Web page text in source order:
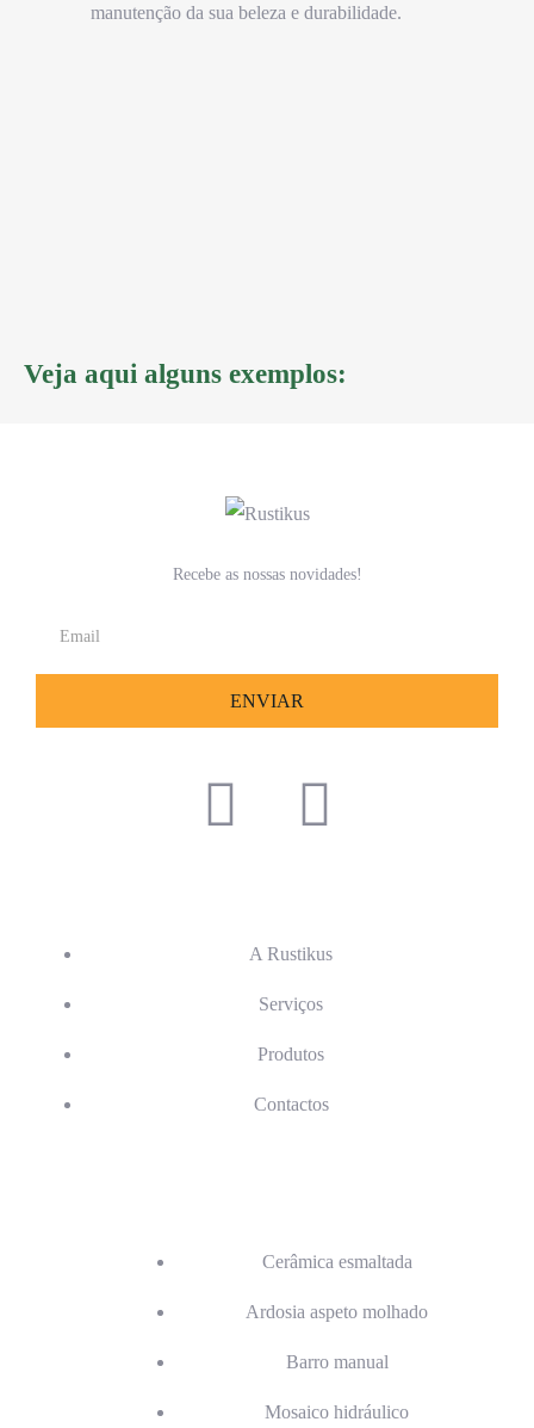
manutenção da sua beleza e durabilidade.
Veja aqui alguns exemplos:
Recebe as nossas novidades!
ENVIAR
A Rustikus
Serviços
Produtos
Contactos
Cerâmica esmaltada
Ardosia aspeto molhado
Barro manual
Mosaico hidráulico